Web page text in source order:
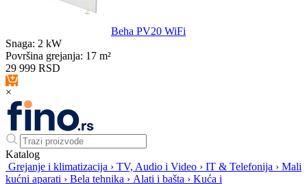
Beha PV20 WiFi
Snaga: 2 kW
Površina grejanja: 17 m²
29 999 RSD
×
Katalog
Grejanje i klimatizacija › TV, Audio i Video › IT & Telefonija › Mali
kućni aparati › Bela tehnika › Alati i bašta › Kuća i